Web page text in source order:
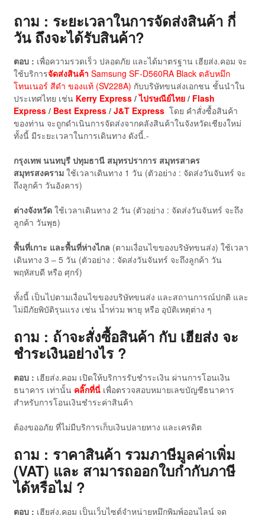
ถาม : ระยะเวลาในการจัดส่งสินค้า กี่
วัน ถึงจะได้รับสินค้า?
ตอบ : เพื่อความรวดเร็ว ปลอดภัย และได้มาตรฐาน เฮียส่ง.คอม จะ
ใช้บริการจัดส่งสินค้า Samsung SF-D560RA Black ตลับหมึก
โทนเนอร์ สีดำ ของแท้ (SV228A) กับบริษัทขนส่งเอกชน ชั้นนำใน
ประเทศไทย เช่น Kerry Express/ไปรษณีย์ไทย/ Flash
Express/ Best Express/ J&T Expressโดย คำสั่งซื้อสินค้า
ของท่าน จะถูกดำเนินการจัดส่งจากคลังสินค้าในจังหวัดเชียงใหม่
ทั้งนี้ มีระยะเวลาในการเดินทาง ดังนี้.-
กรุงเทพ นนทบุรี ปทุมธานี สมุทรปราการ สมุทรสาคร
สมุทรสงครามใช้เวลาเดินทาง 1 วัน (ตัวอย่าง : จัดส่งวันจันทร์ จะ
ถึงลูกค้า วันอังคาร)
ต่างจังหวัดใช้เวลาเดินทาง 2 วัน (ตัวอย่าง : จัดส่งวันจันทร์ จะถึง
ลูกค้า วันพุธ)
พื้นที่เกาะ และพื้นที่ห่างไกล (ตามเงื่อนไขของบริษัทขนส่ง) ใช้เวลา
เดินทาง 3 – 5 วัน (ตัวอย่าง : จัดส่งวันจันทร์ จะถึงลูกค้า วัน
พฤหัสบดี หรือ ศุกร์)
ทั้งนี้ เป็นไปตามเงื่อนไขของบริษัทขนส่ง และสถานการณ์ปกติ และ
ไม่มีภัยพิบัติรุนแรง เช่น น้ำท่วม พายุ หรือ อุบัติเหตุต่าง ๆ
ถาม : ถ้าจะสั่งซื้อสินค้า กับ เฮียส่ง จะ
ชำระเงินอย่างไร ?
ตอบ : เฮียส่ง.คอม เปิดให้บริการรับชำระเงิน ผ่านการโอนเงิน
ธนาคาร เท่านั้น คลิ๊กที่นี่เพื่อตรวจสอบหมายเลขบัญชีธนาคาร
สำหรับการโอนเงินชำระค่าสินค้า
ต้องขออภัย ที่ไม่มีบริการเก็บเงินปลายทาง และเครดิต
ถาม : ราคาสินค้า รวมภาษีมูลค่าเพิ่ม
(VAT) และ สามารถออกใบกำกับภาษี
ได้หรือไม่ ?
ตอบ : เฮียส่ง.คอม เป็นเว็บไซต์จำหน่ายหมึกพิมพ์ออนไลน์ จด